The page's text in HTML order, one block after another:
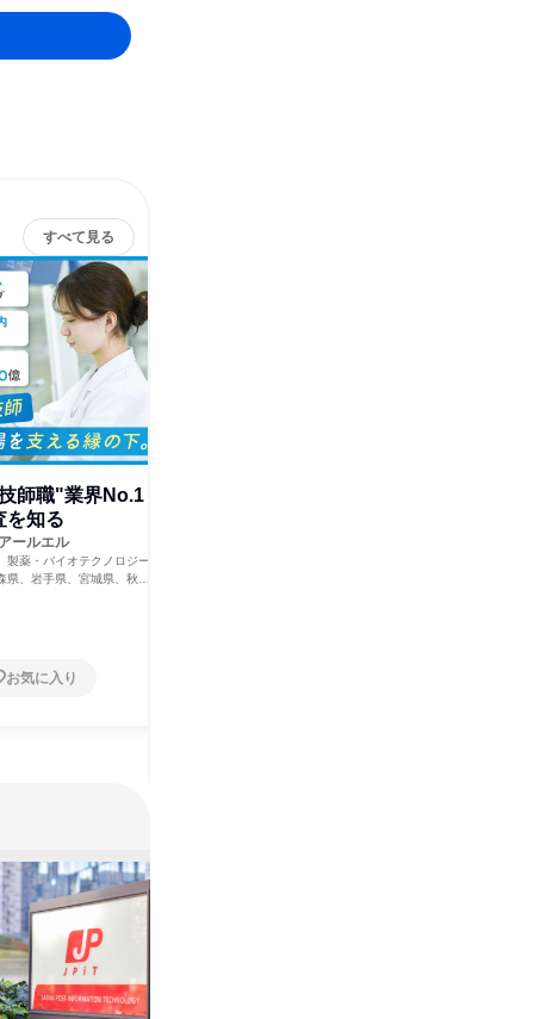
すべて見る
師職"業界No.1
を知る
ールエル
製薬・バイオテクノロジー
県、岩手県、宮城県、秋田
島根県、岡山県、広島県、
お気に入り